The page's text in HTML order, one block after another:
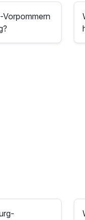
Vorpommern